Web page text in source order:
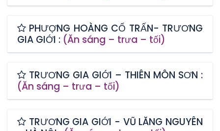
PHƯỢNG HOÀNG CỔ TRẤN- TRƯƠNG
GIA GIỚI : (Ăn sáng – trưa – tối)
TRƯƠNG GIA GIỚI – THIÊN MÔN SƠN :
(Ăn sáng – trưa – tối)
TRƯƠNG GIA GIỚI - VŨ LĂNG NGUYÊN